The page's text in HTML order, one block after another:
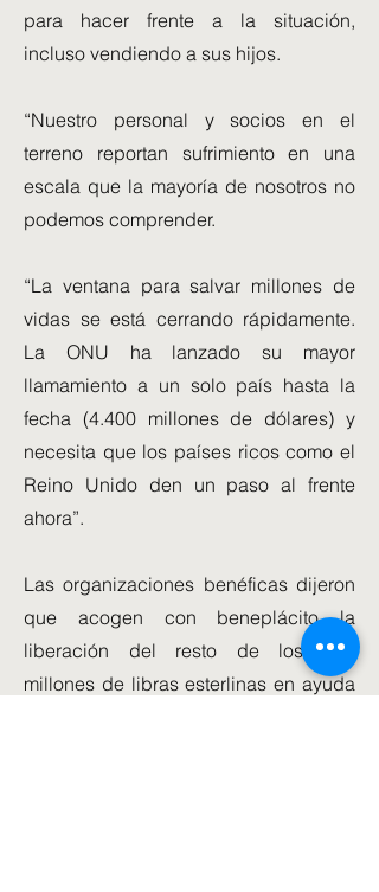
para hacer frente a la situación,
incluso vendiendo a sus hijos.
“Nuestro personal y socios en el
terreno reportan sufrimiento en una
escala que la mayoría de nosotros no
podemos comprender.
“La ventana para salvar millones de
vidas se está cerrando rápidamente.
La ONU ha lanzado su mayor
llamamiento a un solo país hasta la
fecha (4.400 millones de dólares) y
necesita que los países ricos como el
Reino Unido den un paso al frente
ahora”.
Las organizaciones benéficas dijeron
que acogen con beneplácito la
liberación del resto de los 286
millones de libras esterlinas en ayuda